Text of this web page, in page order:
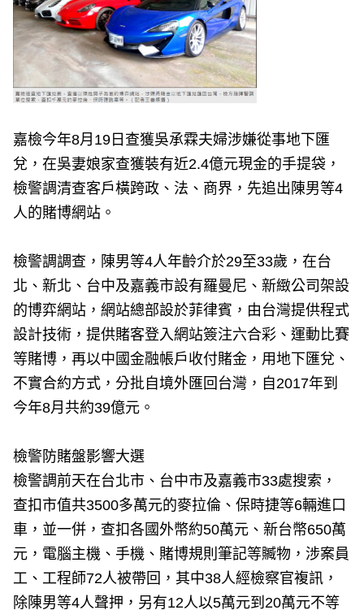
嘉檢今年8月19日查獲吳承霖夫婦涉嫌從事地下匯
兌，在吳妻娘家查獲裝有近2.4億元現金的手提袋，
檢警調清查客戶橫跨政、法、商界，先追出陳男等4
人的賭博網站。
檢警調調查，陳男等4人年齡介於29至33歲，在台
北、新北、台中及嘉義市設有羅曼尼、新緻公司架設
的博弈網站，網站總部設於菲律賓，由台灣提供程式
設計技術，提供賭客登入網站簽注六合彩、運動比賽
等賭博，再以中國金融帳戶收付賭金，用地下匯兌、
不實合約方式，分批自境外匯回台灣，自2017年到
今年8月共約39億元。
檢警防賭盤影響大選
檢警調前天在台北市、台中市及嘉義市33處搜索，
查扣市值共3500多萬元的麥拉倫、保時捷等6輛進口
車，並一併，查扣各國外幣約50萬元、新台幣650萬
元，電腦主機、手機、賭博規則筆記等贓物，涉案員
工、工程師72人被帶回，其中38人經檢察官複訊，
除陳男等4人聲押，另有12人以5萬元到20萬元不等